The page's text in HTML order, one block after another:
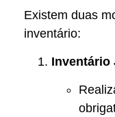
Existem duas
inventário:
Inventário